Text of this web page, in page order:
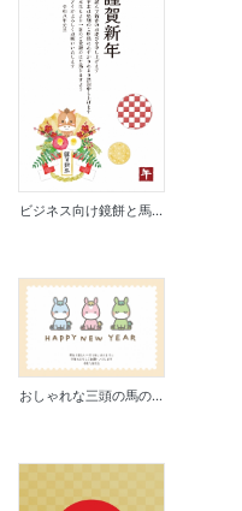
ビジネス向け鏡餅と馬...
おしゃれな三頭の馬の...